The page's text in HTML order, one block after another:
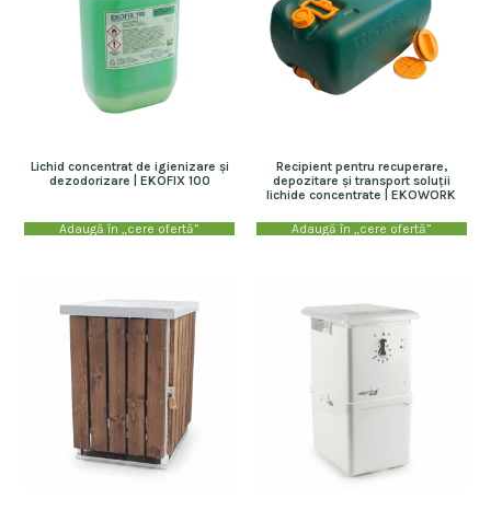
Lichid concentrat de igienizare și
dezodorizare | EKOFIX 100
Adaugă în „cere ofertă”
Recipient pentru recuperare,
depozitare și transport soluții
lichide concentrate | EKOWORK
Adaugă în „cere ofertă”